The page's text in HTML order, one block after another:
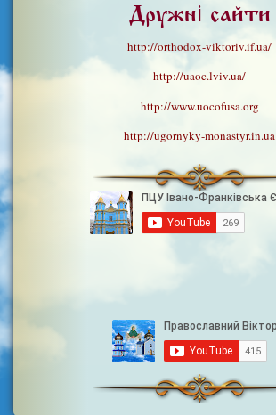
Дружні сайти
http://orthodox-viktoriv.if.ua/
http://uaoc.lviv.ua/
http://www.uocofusa.org
http://ugornyky-monastyr.in.ua